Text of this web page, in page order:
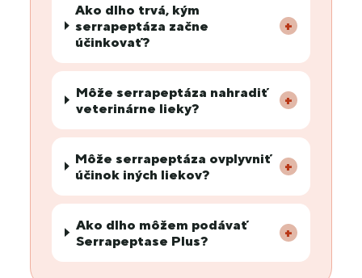
Ako dlho trvá, kým
serrapeptáza začne
účinkovať?
+
Môže serrapeptáza nahradiť
veterinárne lieky?
+
Môže serrapeptáza ovplyvniť
účinok iných liekov?
+
Ako dlho môžem podávať
Serrapeptase Plus?
+